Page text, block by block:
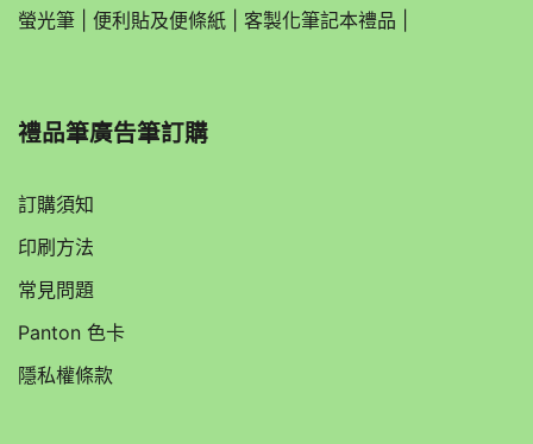
螢光筆
便利貼及便條紙 客製化筆記本禮品
禮品筆廣告筆訂購
訂購須知
印刷方法
常見問題
Panton 色卡
隱私權條款